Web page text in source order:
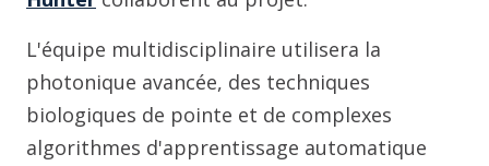
L'équipe multidisciplinaire utilisera la
photonique avancée, des techniques
biologiques de pointe et de complexes
algorithmes d'apprentissage automatique